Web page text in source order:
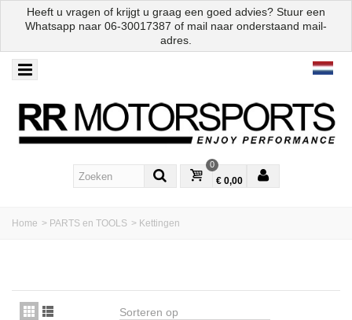
Heeft u vragen of krijgt u graag een goed advies? Stuur een
Whatsapp naar 06-30017387 of mail naar onderstaand mail-
adres.
0
€ 0,00
Home > PARTS en TOOLS > Kettingen
Sorteren op